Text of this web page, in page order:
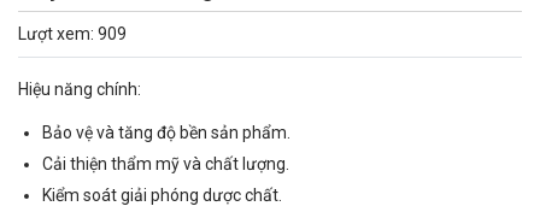
Lượt xem: 909
Hiệu năng chính:
Bảo vệ và tăng độ bền sản phẩm.
Cải thiện thẩm mỹ và chất lượng.
Kiểm soát giải phóng dược chất.